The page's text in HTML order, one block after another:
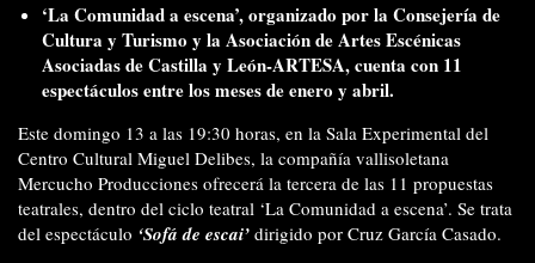
‘La Comunidad a escena’, organizado por la Consejería de
Cultura y Turismo y la Asociación de Artes Escénicas
Asociadas de Castilla y León-ARTESA, cuenta con 11
espectáculos entre los meses de enero y abril.
Este domingo 13 a las 19:30 horas, en la Sala Experimental del
Centro Cultural Miguel Delibes, la compañía vallisoletana
Mercucho Producciones ofrecerá la tercera de las 11 propuestas
teatrales, dentro del ciclo teatral ‘La Comunidad a escena’. Se trata
del espectáculo ‘Sofá de escai’ dirigido por Cruz García Casado.